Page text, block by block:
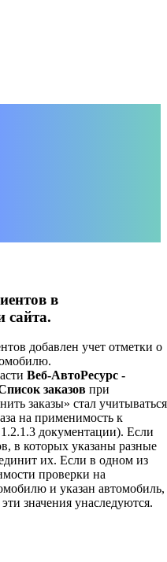
в
сайта.
добавлен учет отметки о
Веб-АвтоРесурс -
заказов при
заказы» стал учитываться
на применимость к
документации). Если
в которых указаны разные
их. Если в одном из
проверки на
и указан автомобиль,
значения унаследуются.